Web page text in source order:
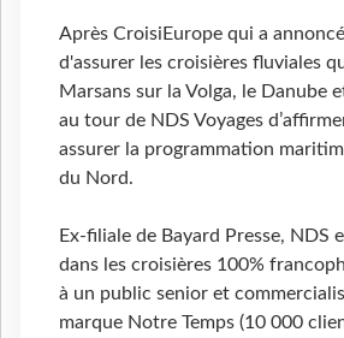
Après CroisiEurope qui a
d'assurer les croisières fluviales
Marsans sur la Volga, le Danube
au tour de NDS Voyages
assurer la programmation
du Nord.
Ex-filiale de Bayard Presse, NDS
dans les croisières 100%
à un public senior et
marque Notre Temps (10 000